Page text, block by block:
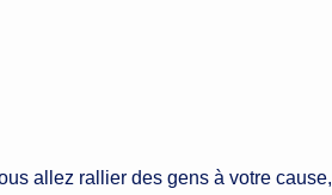
allez rallier des gens à votre cause,